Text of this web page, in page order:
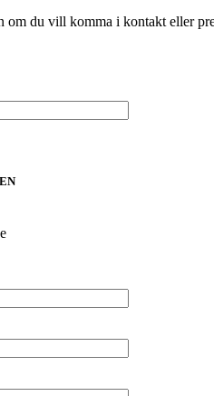
om du vill komma i kontakt eller